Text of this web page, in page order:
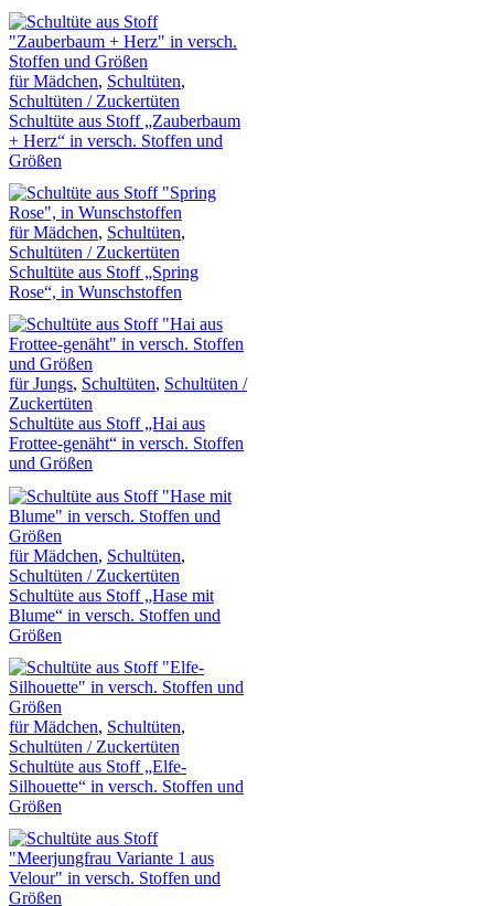
für Mädchen, Schultüten,
Schultüten / Zuckertüten
Schultüte aus Stoff „Zauberbaum
+ Herz“ in versch. Stoffen und
Größen
für Mädchen, Schultüten,
Schultüten / Zuckertüten
Schultüte aus Stoff „Spring
Rose“, in Wunschstoffen
für Jungs, Schultüten, Schultüten /
Zuckertüten
Schultüte aus Stoff „Hai aus
Frottee-genäht“ in versch. Stoffen
und Größen
für Mädchen, Schultüten,
Schultüten / Zuckertüten
Schultüte aus Stoff „Hase mit
Blume“ in versch. Stoffen und
Größen
für Mädchen, Schultüten,
Schultüten / Zuckertüten
Schultüte aus Stoff „Elfe-
Silhouette“ in versch. Stoffen und
Größen